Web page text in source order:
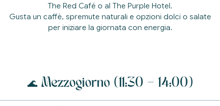
The Red Café o al The Purple Hotel.
Gusta un caffè, spremute naturali e opzioni dolci o salate
per iniziare la giornata con energia.
🌊 Mezzogiorno (11:30 – 14:00)